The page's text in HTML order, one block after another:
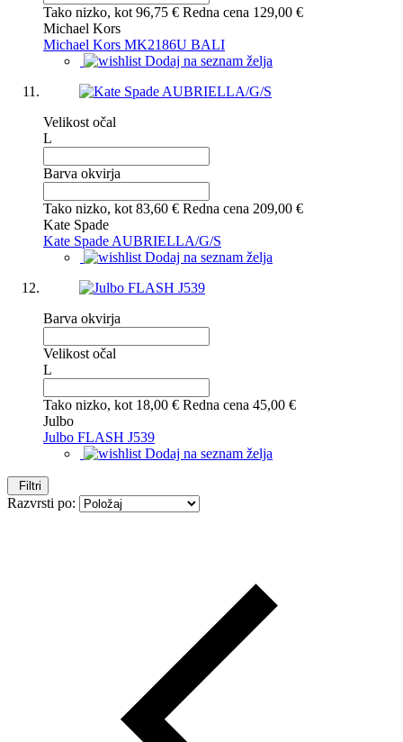
Tako nizko, kot 96,75 € Redna cena 129,00 €
Michael Kors
Michael Kors MK2186U BALI
Dodaj na seznam želja
Velikost očal
L
Barva okvirja
Tako nizko, kot 83,60 € Redna cena 209,00 €
Kate Spade
Kate Spade AUBRIELLA/G/S
Dodaj na seznam želja
Barva okvirja
Velikost očal
L
Tako nizko, kot 18,00 € Redna cena 45,00 €
Julbo
Julbo FLASH J539
Dodaj na seznam želja
Filtri
Razvrsti po: